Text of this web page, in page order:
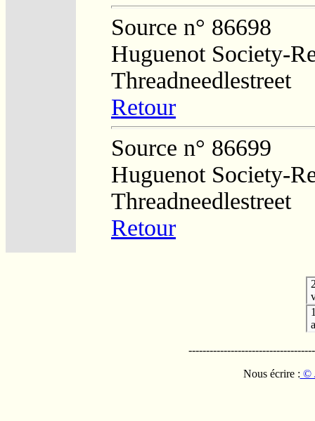
Source n° 86698
Huguenot Society-
Threadneedlestreet
Retour
Source n° 86699
Huguenot Society-
Threadneedlestreet
Retour
Nous écrire : ©